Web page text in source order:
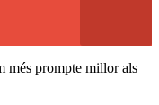
més prompte millor als